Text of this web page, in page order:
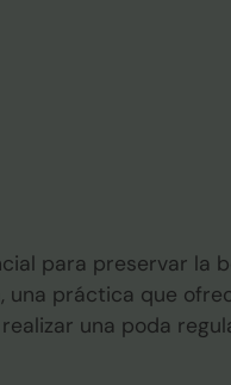
para preservar la
práctica que
una poda